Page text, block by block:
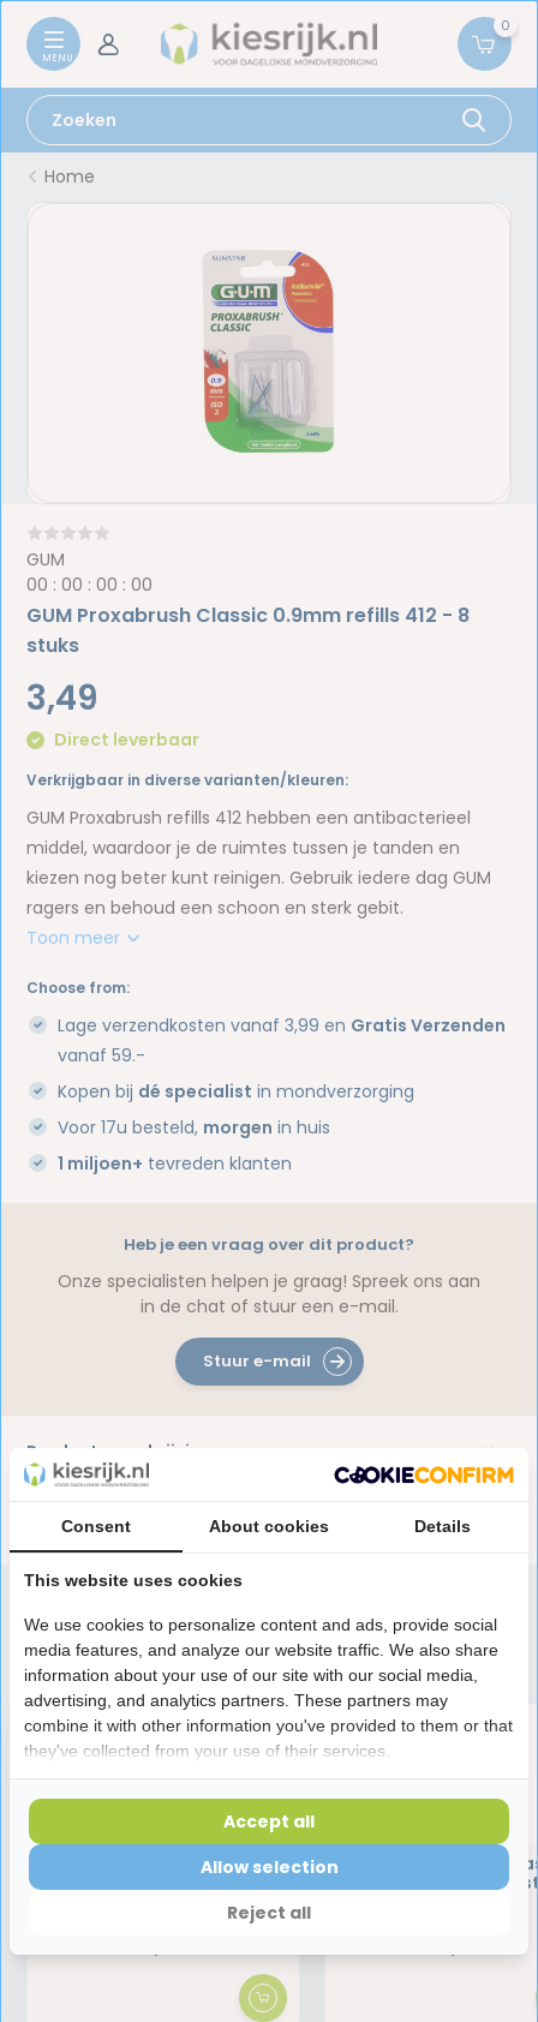
0
Home
GUM
00 :00 :00 :00
GUM Proxabrush Classic 0.9mm refills 412 - 8
stuks
3,49
Direct leverbaar
Verkrijgbaar in diverse varianten/kleuren:
GUM Proxabrush refills 412 hebben een antibacterieel
middel, waardoor je de ruimtes tussen je tanden en
kiezen nog beter kunt reinigen. Gebruik iedere dag GUM
ragers en behoud een schoon en sterk gebit.
Toon meer
Choose from:
Lage verzendkosten vanaf 3,99 en Gratis Verzenden
vanaf 59.-
Kopen bij dé specialist in mondverzorging
Voor 17u besteld, morgen in huis
1 miljoen+ tevreden klanten
Productomschrijving
Reviews
Heb je een vraag over dit product?
Onze specialisten helpen je graag! Spreek ons aan
in de chat of stuur een e-mail.
Stuur e-mail
Speciaal aanbevolen voor jou
GUM Interdentale
GUM Proxabrush
1.6mm refills 614 - 8
Consent About cookies Details
This website uses cookies
We use cookies to personalize content and ads, provide social
media features, and analyze our website traffic. We also share
information about your use of our site with our social media,
advertising, and analytics partners. These partners may
combine it with other information you've provided to them or that
they've collected from your use of their services.
Reject all
Allow selection
Accept all